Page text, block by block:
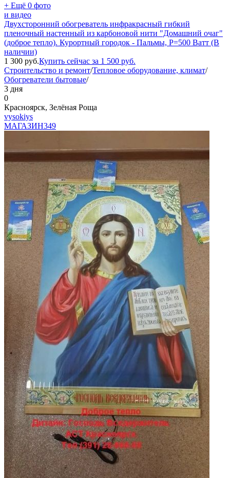
+ Ещё 0 фото
и видео
Двухсторонний обогреватель инфракрасный гибкий
пленочный настенный из карбоновой нити "Домашний очаг"
(доброе тепло). Курортный городок - Пальмы, P=500 Ватт (В
наличии)
1 300 руб.Купить сейчас за 1 500 руб.
Строительство и ремонт/Тепловое оборудование, климат/
Обогреватели бытовые/
3 дня
0
Красноярск, Зелёная Роща
vysokiys
МАГАЗИН349